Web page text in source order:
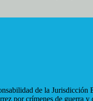
de la
por crímenes de guerra